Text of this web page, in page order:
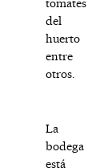
tomates
del
huerto
entre
otros.
La
bodega
está